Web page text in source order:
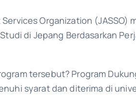
Organization
di Jepang Berdasarkan
tersebut? Program
syarat dan diterima di